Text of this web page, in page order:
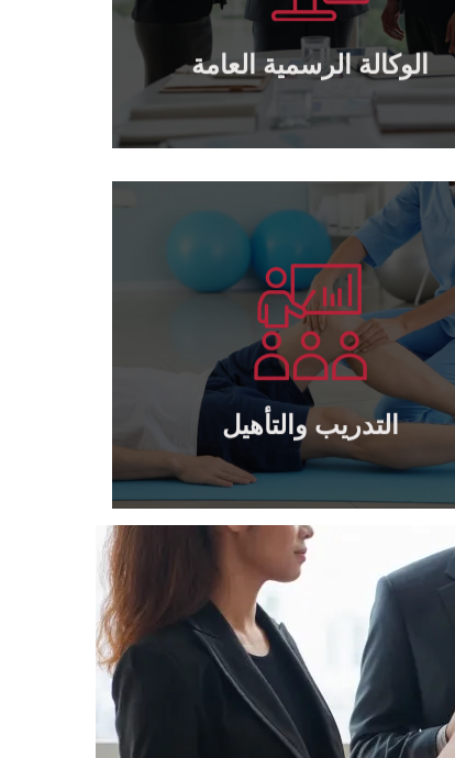
الوكالة الرسمية العامة
وكالة رسمية عامة
منح توكيل رسمي عام و خاص لمن يرغب
التدريب والتأهيل
التدريب والتأهيل
تدريب وتأهيل كافة مديري وكوادر الشركات
الخاصة والحكومية
يتعلم أكثر